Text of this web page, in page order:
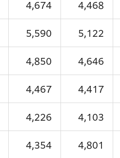
4,674 4,468
5,590 5,122
4,850 4,646
4,467 4,417
4,226 4,103
4,354 4,801